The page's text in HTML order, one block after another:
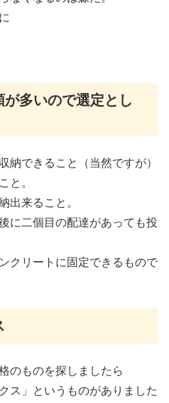
多いので選定とし
納できること（当然ですが）
と。
出来ること。
に二個目の配達があっても投
クリートに固定できるもので
のものを探しましたら
ス」というものがありました